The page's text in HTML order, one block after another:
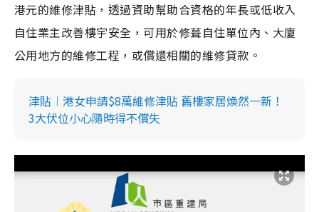
港元的維修津貼，透過資助幫助合資格的年長或低收入
自住業主改善樓宇安全，可用於修葺自住單位內、大廈
公用地方的維修工程，或償還相關的維修貸款。
津貼︱港女申請$8萬維修津貼 舊樓家居煥然一新！
3大伏位小心隨時得不償失